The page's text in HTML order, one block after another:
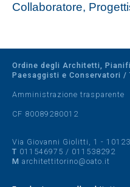
Collaboratore,
Ordine degli Architetti,
Paesaggisti e Conservatori /
Amministrazione trasparente
CF 80089280012
Via Giovanni Giolitti, 1 -
T 011546975 / 011538292
M architettitorino@oato.it